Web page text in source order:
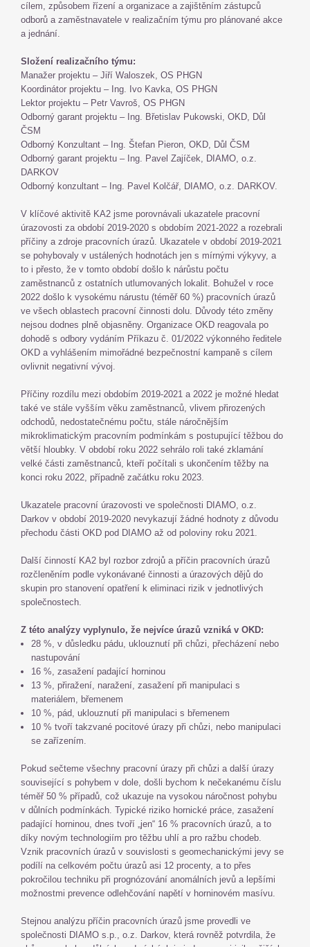
cílem, způsobem řízení a organizace a zajištěním zástupců
odborů a zaměstnavatele v realizačním týmu pro plánované akce
a jednání.
Složení realizačního týmu:
Manažer projektu – Jiří Waloszek, OS PHGN
Koordinátor projektu – Ing. Ivo Kavka, OS PHGN
Lektor projektu – Petr Vavroš, OS PHGN
Odborný garant projektu – Ing. Břetislav Pukowski, OKD, Důl
ČSM
Odborný Konzultant – Ing. Štefan Pieron, OKD, Důl ČSM
Odborný garant projektu – Ing. Pavel Zajíček, DIAMO, o.z.
DARKOV
Odborný konzultant – Ing. Pavel Kolčář, DIAMO, o.z. DARKOV.
V klíčové aktivitě KA2 jsme porovnávali ukazatele pracovní
úrazovosti za období 2019-2020 s obdobím 2021-2022 a rozebrali
příčiny a zdroje pracovních úrazů. Ukazatele v období 2019-2021
se pohybovaly v ustálených hodnotách jen s mírnými výkyvy, a
to i přesto, že v tomto období došlo k nárůstu počtu
zaměstnanců z ostatních utlumovaných lokalit. Bohužel v roce
2022 došlo k vysokému nárustu (téměř 60 %) pracovních úrazů
ve všech oblastech pracovní činnosti dolu. Důvody této změny
nejsou dodnes plně objasněny. Organizace OKD reagovala po
dohodě s odbory vydáním Příkazu č. 01/2022 výkonného ředitele
OKD a vyhlášením mimořádné bezpečnostní kampaně s cílem
ovlivnit negativní vývoj.
Příčiny rozdílu mezi obdobím 2019-2021 a 2022 je možné hledat
také ve stále vyšším věku zaměstnanců, vlivem přirozených
odchodů, nedostatečnému počtu, stále náročnějším
mikroklimatickým pracovním podmínkám s postupující těžbou do
větší hloubky. V období roku 2022 sehrálo roli také zklamání
velké části zaměstnanců, kteří počítali s ukončením těžby na
konci roku 2022, případně začátku roku 2023.
Ukazatele pracovní úrazovosti ve společnosti DIAMO, o.z.
Darkov v období 2019-2020 nevykazují žádné hodnoty z důvodu
přechodu části OKD pod DIAMO až od poloviny roku 2021.
Další činností KA2 byl rozbor zdrojů a příčin pracovních úrazů
rozčleněním podle vykonávané činnosti a úrazových dějů do
skupin pro stanovení opatření k eliminaci rizik v jednotlivých
společnostech.
Z této analýzy vyplynulo, že nejvíce úrazů vzniká v OKD:
28 %, v důsledku pádu, uklouznutí při chůzi, přecházení nebo
nastupování
16 %, zasažení padající horninou
13 %, přiražení, naražení, zasažení při manipulaci s
materiálem, břemenem
10 %, pád, uklouznutí při manipulaci s břemenem
10 % tvoří takzvané pocitové úrazy při chůzi, nebo manipulaci
se zařízením.
Pokud sečteme všechny pracovní úrazy při chůzi a další úrazy
související s pohybem v dole, došli bychom k nečekanému číslu
téměř 50 % případů, což ukazuje na vysokou náročnost pohybu
v důlních podmínkách. Typické riziko hornické práce, zasažení
padající horninou, dnes tvoří „jen“ 16 % pracovních úrazů, a to
díky novým technologiím pro těžbu uhlí a pro ražbu chodeb.
Vznik pracovních úrazů v souvislosti s geomechanickými jevy se
podílí na celkovém počtu úrazů asi 12 procenty, a to přes
pokročilou techniku při prognózování anomálních jevů a lepšími
možnostmi prevence odlehčování napětí v horninovém masívu.
Stejnou analýzu příčin pracovních úrazů jsme provedli ve
společnosti DIAMO s.p., o.z. Darkov, která rovněž potvrdila, že